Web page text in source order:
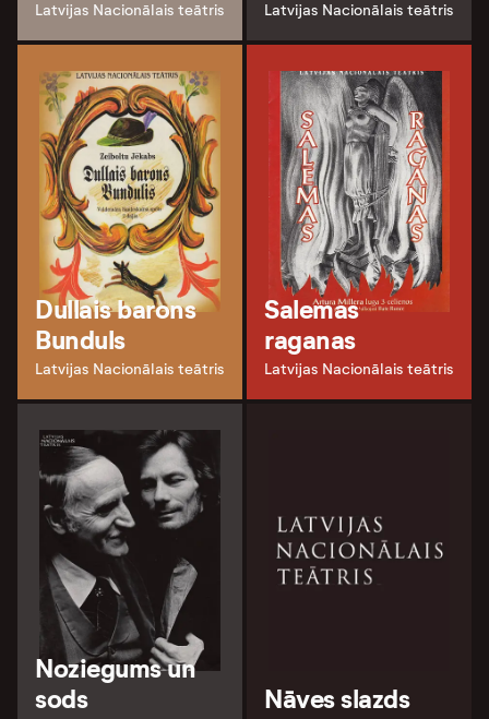
Latvijas Nacionālais teātris Latvijas Nacionālais teātris
Dullais barons
Bunduls
Latvijas Nacionālais teātris
Salemas
raganas
Latvijas Nacionālais teātris
Noziegums un
sods
Nāves slazds